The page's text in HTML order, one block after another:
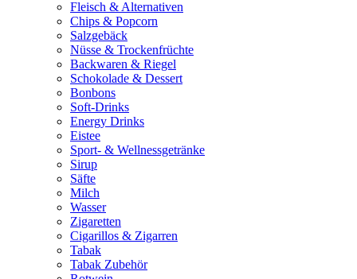
Fleisch & Alternativen
Chips & Popcorn
Salzgebäck
Nüsse & Trockenfrüchte
Backwaren & Riegel
Schokolade & Dessert
Bonbons
Soft-Drinks
Energy Drinks
Eistee
Sport- & Wellnessgetränke
Sirup
Säfte
Milch
Wasser
Zigaretten
Cigarillos & Zigarren
Tabak
Tabak Zubehör